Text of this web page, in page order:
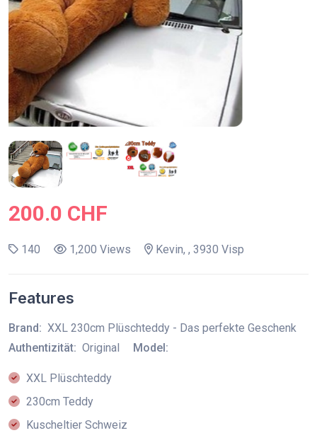
200.0 CHF
140 1,200 Views Kevin, , 3930 Visp
Features
Brand: XXL 230cm Plüschteddy - Das perfekte Geschenk
Authentizität: Original Model:
XXL Plüschteddy
230cm Teddy
Kuscheltier Schweiz